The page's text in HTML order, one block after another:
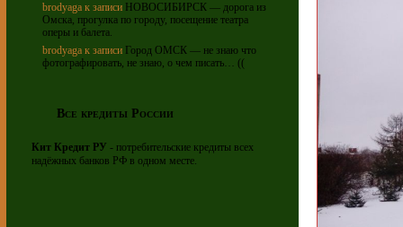
brodyaga к записи НОВОСИБИРСК — дорога из
Омска, прогулка по городу, посещение театра
оперы и балета.
brodyaga к записи Город ОМСК — не знаю что
фотографировать, не знаю, о чем писать… ((
Все кредиты России
Кит Кредит РУ - потребительские кредиты всех
надёжных банков РФ в одном месте.